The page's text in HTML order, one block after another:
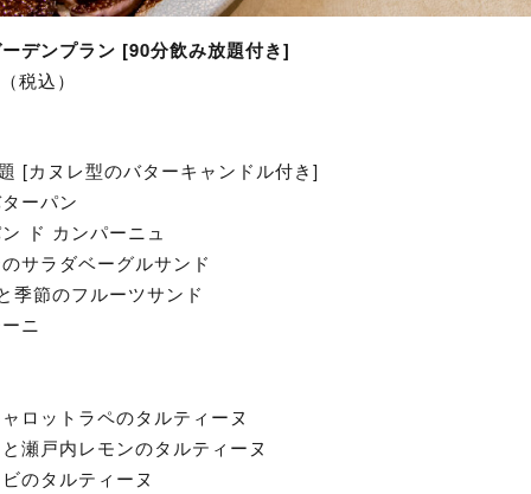
デンプラン [90分飲み放題付き]
税込）
[カヌレ型のバターキャンドル付き]
ーパン
ド カンパーニュ
サラダベーグルサンド
季節のフルーツサンド
ニ
ロットラペのタルティーヌ
瀬戸内レモンのタルティーヌ
のタルティーヌ